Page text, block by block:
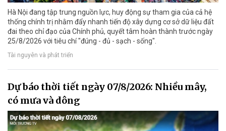
Hà Nội đang tập trung nguồn lực, huy động sự tham gia của cả hệ
thống chính trị nhằm đẩy nhanh tiến độ xây dựng cơ sở dữ liệu đất
đai theo chỉ đạo của Chính phủ, quyết tâm hoàn thành trước ngày
25/8/2026 với tiêu chí "đúng - đủ - sạch - sống".
Tài nguyên và phát triển
Dự báo thời tiết ngày 07/8/2026: Nhiều mây,
có mưa và dông